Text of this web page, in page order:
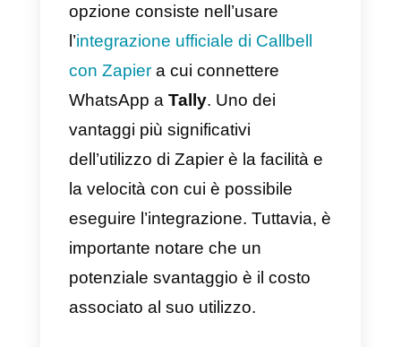
elaborata consentirà l’invio del
messaggio personalizzato al
numero di telefono inserito
dall’utente nella corrispondente
domanda del form. Grazie a
questa integrazione, la
comunicazione con i clienti può
essere automatizzata e
ottimizzata in modo efficace,